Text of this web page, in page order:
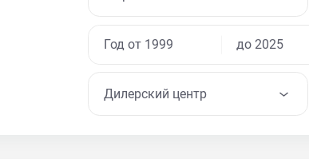
Дилерский центр